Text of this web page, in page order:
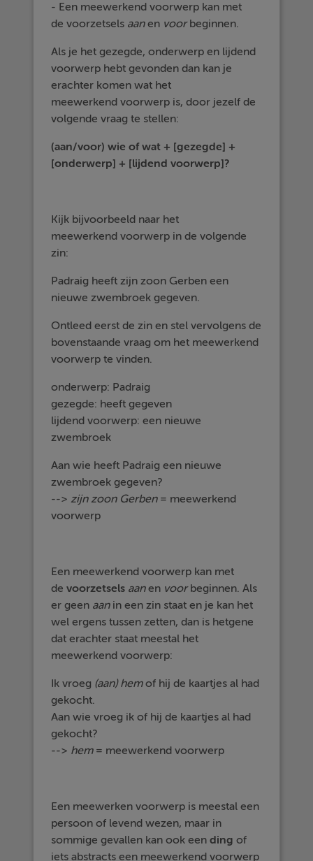
- Een meewerkend voorwerp kan met
de voorzetsels aanen voorbeginnen.
Als je het gezegde, onderwerp en lijdend
voorwerp hebt gevonden dan kan je
erachter komen wat het
meewerkend voorwerp is, door jezelf de
volgende vraag te stellen:
(aan/voor) wie of wat + [gezegde] +
[onderwerp] + [lijdend voorwerp]?
Kijk bijvoorbeeld naar het
meewerkend voorwerp in de volgende
zin:
Padraig heeft zijn zoon Gerben een
nieuwe zwembroek gegeven.
Ontleed eerst de zin en stel vervolgens de
bovenstaande vraag om het meewerkend
voorwerp te vinden.
onderwerp: Padraig
gezegde: heeft gegeven
lijdend voorwerp: een nieuwe
zwembroek
Aan wie heeft Padraig een nieuwe
zwembroek gegeven?
-->zijn zoon Gerben= meewerkend
voorwerp
Een meewerkend voorwerp kan met
devoorzetsels aanen voorbeginnen. Als
er geen aanin een zin staat en je kan het
wel ergens tussen zetten, dan is hetgene
dat erachter staat meestal het
meewerkend voorwerp:
Ik vroeg (aan) hemof hij de kaartjes al had
gekocht.
Aan wie vroeg ik of hij de kaartjes al had
gekocht?
--> hem= meewerkend voorwerp
Een meewerken voorwerp is meestal een
persoon of levend wezen, maar in
sommige gevallen kan ook eending of
iets abstracts een meewerkend voorwerp